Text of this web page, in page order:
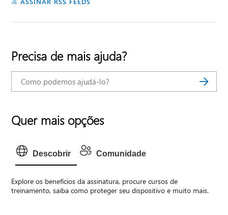
Precisa de mais ajuda?
Quer mais opções
Descobrir Comunidade
Explore os benefícios da assinatura, procure cursos de
treinamento, saiba como proteger seu dispositivo e muito mais.